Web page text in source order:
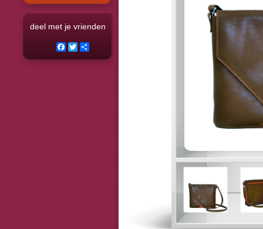
deel met je vrienden
Facebook
Twitter